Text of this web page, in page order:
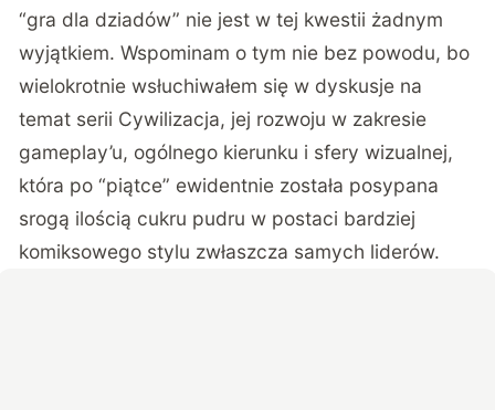
“gra dla dziadów” nie jest w tej kwestii żadnym
wyjątkiem. Wspominam o tym nie bez powodu, bo
wielokrotnie wsłuchiwałem się w dyskusje na
temat serii Cywilizacja, jej rozwoju w zakresie
gameplay’u, ogólnego kierunku i sfery wizualnej,
która po “piątce” ewidentnie została posypana
srogą ilością cukru pudru w postaci bardziej
komiksowego stylu zwłaszcza samych liderów.